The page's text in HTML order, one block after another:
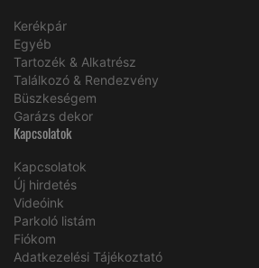
Kerékpár
Egyéb
Tartozék & Alkatrész
Találkozó & Rendezvény
Büszkeségem
Garázs dekor
Kapcsolatok
Kapcsolatok
Új hirdetés
Videóink
Parkoló listám
Fiókom
Adatkezelési Tájékoztató